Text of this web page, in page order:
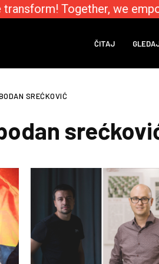
Together, we
ČITAJ
SREĆKOVIĆ